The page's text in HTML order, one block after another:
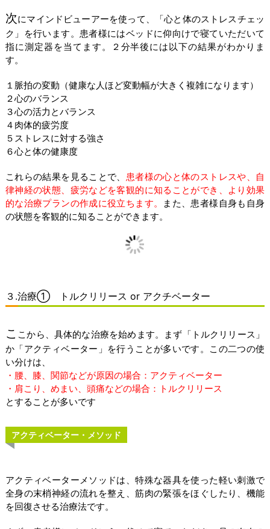
次にマインドビューアーを使って、「心と体のストレスチェッ
ク」を行います。患者様にはベッドに仰向けで寝ていただいて
指に測定器を当てます。２分半後には以下の結果がわかりま
す。
１脈拍の変動（健康な人ほど変動幅が大きく複雑になります）
２心のバランス
３心の活力とバランス
４肉体的疲労度
５ストレスに対する強さ
６心と体の健康度
これらの結果を見ることで、 患者様の心と体のストレスや、自
律神経の状態、疲労などを客観的に知ることができ、より効果
的な治療プランの作成に役立ちます。
また、患者様自身も自身
の状態を客観的に知ることができます。
３.治療① トルクリリース or アクチベーター
こ こから、具体的な治療を始めます。まず「トルクリリース」
か「アクティベーター」を行うことが多いです。この二つの使
い分けは、
・腰、膝、関節などが原因の場合：アクティベーター
・肩こり、めまい、頭痛などの場合：トルクリリース
とすることが多いです
アクティベーター・メソッド
アクティベーターメソッドは、特殊な器具を使った軽い刺激で
全身の末梢神経の流れを整え、筋肉の緊張をほぐしたり、機能
を回復させる治療法です。